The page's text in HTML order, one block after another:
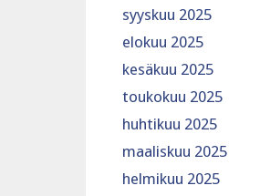
syyskuu 2025
elokuu 2025
kesäkuu 2025
toukokuu 2025
huhtikuu 2025
maaliskuu 2025
helmikuu 2025